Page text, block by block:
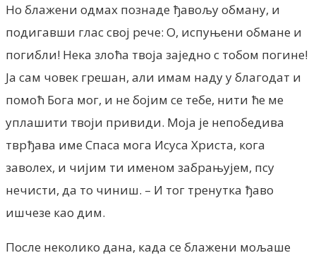
Но блажени одмах познаде ђавољу обману, и
подигавши глас свој рече: О, испуњени обмане и
погибли! Нека злоћа твоја заједно с тобом погине!
Ја сам човек грешан, али имам наду у благодат и
помоћ Бога мог, и не бојим се тебе, нити ће ме
уплашити твоји привиди. Моја је непобедива
тврђава име Спаса мога Исуса Христа, кога
заволех, и чијим ти именом забрањујем, псу
нечисти, да то чиниш. – И тог тренутка ђаво
ишчезе као дим.
После неколико дана, када се блажени мољаше